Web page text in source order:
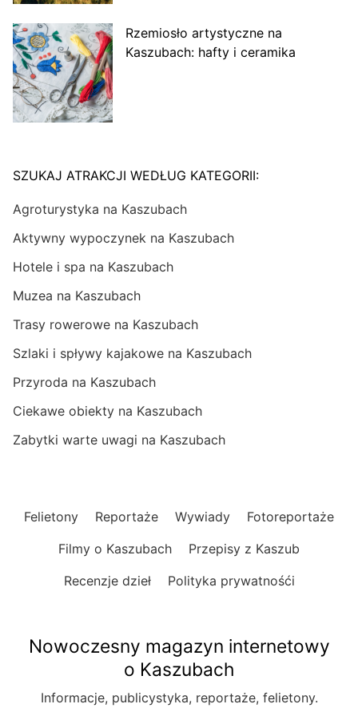
Rzemiosło artystyczne na
Kaszubach: hafty i ceramika
SZUKAJ ATRAKCJI WEDŁUG KATEGORII:
Agroturystyka na Kaszubach
Aktywny wypoczynek na Kaszubach
Hotele i spa na Kaszubach
Muzea na Kaszubach
Trasy rowerowe na Kaszubach
Szlaki i spływy kajakowe na Kaszubach
Przyroda na Kaszubach
Ciekawe obiekty na Kaszubach
Zabytki warte uwagi na Kaszubach
Felietony Reportaże Wywiady
Fotoreportaże
Filmy o Kaszubach
Przepisy z Kaszub
Recenzje dzieł
Polityka prywatnośći
Nowoczesny magazyn internetowy
o Kaszubach
Informacje, publicystyka, reportaże, felietony.